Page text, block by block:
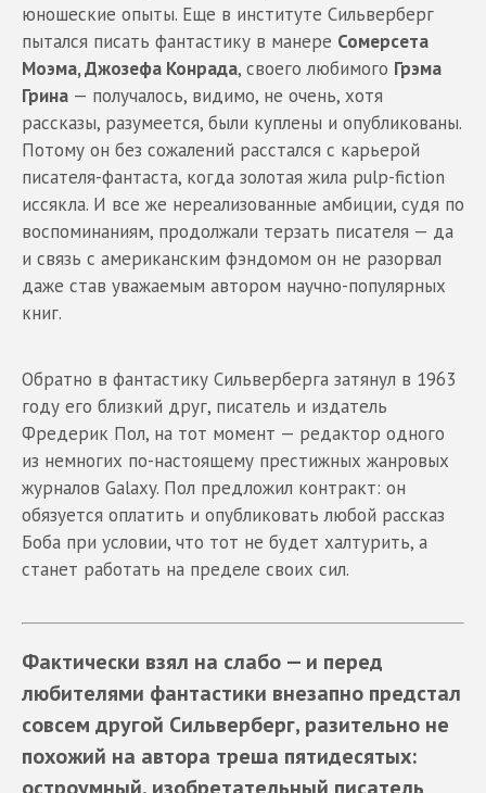
юношеские опыты. Еще в институте Сильверберг
пытался писать фантастику в манере Сомерсета
Моэма, Джозефа Конрада, своего любимого Грэма
Грина — получалось, видимо, не очень, хотя
рассказы, разумеется, были куплены и опубликованы.
Потому он без сожалений расстался с карьерой
писателя-фантаста, когда золотая жила pulp-fiction
иссякла. И все же нереализованные амбиции, судя по
воспоминаниям, продолжали терзать писателя — да
и связь с американским фэндомом он не разорвал
даже став уважаемым автором научно-популярных
книг.
Обратно в фантастику Сильверберга затянул в 1963
году его близкий друг, писатель и издатель
Фредерик Пол, на тот момент — редактор одного
из немногих по-настоящему престижных жанровых
журналов Galaxy. Пол предложил контракт: он
обязуется оплатить и опубликовать любой рассказ
Боба при условии, что тот не будет халтурить, а
станет работать на пределе своих сил.
Фактически взял на слабо — и перед
любителями фантастики внезапно предстал
совсем другой Сильверберг, разительно не
похожий на автора треша пятидесятых:
остроумный, изобретательный писатель